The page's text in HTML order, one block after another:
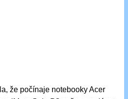
že počínaje notebooky Acer